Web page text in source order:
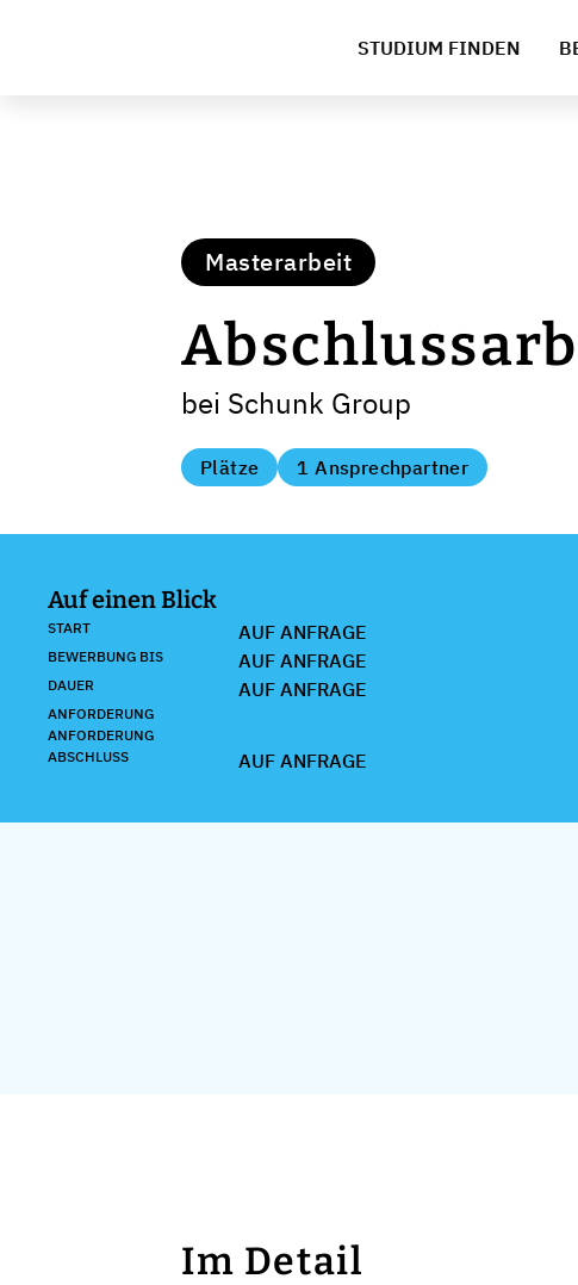
STUDIUM FINDEN
Masterarbeit
bei Schunk Group
Plätze 1 Ansprechpartner
Auf einen Blick
START AUF ANFRAGE
BEWERBUNG BIS AUF ANFRAGE
DAUER AUF ANFRAGE
ANFORDERUNG
ANFORDERUNG
ABSCHLUSS
AUF ANFRAGE
Im Detail